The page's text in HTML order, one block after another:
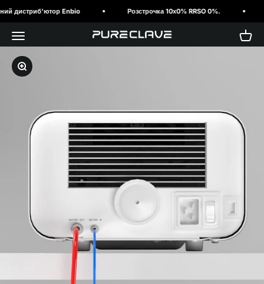
дистриб'ютор Enbio Розстрочка 10х0% RRSO 0%.
Відкрийте меню навігаціїPureClave Польща
Збільшити